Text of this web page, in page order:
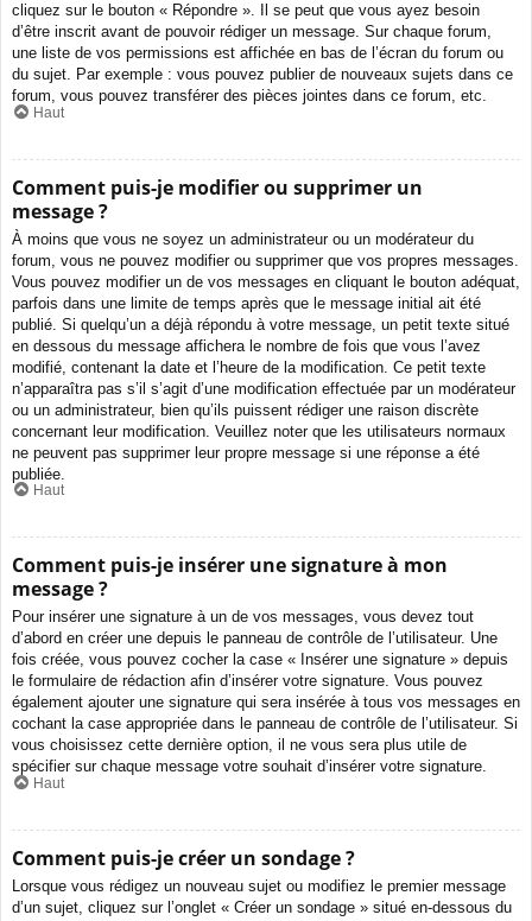
cliquez sur le bouton « Répondre ». Il se peut que vous ayez besoin
d’être inscrit avant de pouvoir rédiger un message. Sur chaque forum,
une liste de vos permissions est affichée en bas de l’écran du forum ou
du sujet. Par exemple : vous pouvez publier de nouveaux sujets dans ce
forum, vous pouvez transférer des pièces jointes dans ce forum, etc.
Haut
Comment puis-je modifier ou supprimer un
message ?
À moins que vous ne soyez un administrateur ou un modérateur du
forum, vous ne pouvez modifier ou supprimer que vos propres messages.
Vous pouvez modifier un de vos messages en cliquant le bouton adéquat,
parfois dans une limite de temps après que le message initial ait été
publié. Si quelqu’un a déjà répondu à votre message, un petit texte situé
en dessous du message affichera le nombre de fois que vous l’avez
modifié, contenant la date et l’heure de la modification. Ce petit texte
n’apparaîtra pas s’il s’agit d’une modification effectuée par un modérateur
ou un administrateur, bien qu’ils puissent rédiger une raison discrète
concernant leur modification. Veuillez noter que les utilisateurs normaux
ne peuvent pas supprimer leur propre message si une réponse a été
publiée.
Haut
Comment puis-je insérer une signature à mon
message ?
Pour insérer une signature à un de vos messages, vous devez tout
d’abord en créer une depuis le panneau de contrôle de l’utilisateur. Une
fois créée, vous pouvez cocher la case « Insérer une signature » depuis
le formulaire de rédaction afin d’insérer votre signature. Vous pouvez
également ajouter une signature qui sera insérée à tous vos messages en
cochant la case appropriée dans le panneau de contrôle de l’utilisateur. Si
vous choisissez cette dernière option, il ne vous sera plus utile de
spécifier sur chaque message votre souhait d’insérer votre signature.
Haut
Comment puis-je créer un sondage ?
Lorsque vous rédigez un nouveau sujet ou modifiez le premier message
d’un sujet, cliquez sur l’onglet « Créer un sondage » situé en-dessous du